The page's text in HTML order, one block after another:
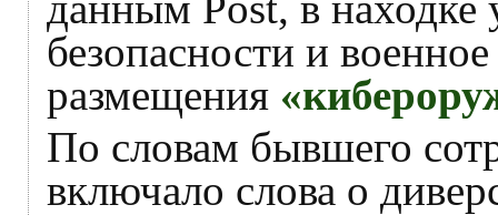
безопасности и
размещения
По словам бывшего
включало слова о